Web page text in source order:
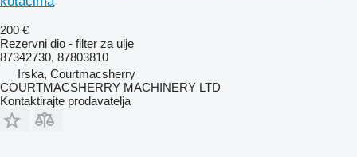
200 €
Rezervni dio - filter za ulje
87342730, 87803810
Irska, Courtmacsherry
COURTMACSHERRY MACHINERY LTD
Kontaktirajte prodavatelja